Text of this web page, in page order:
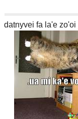
datnyvei fa la'e zo'oi